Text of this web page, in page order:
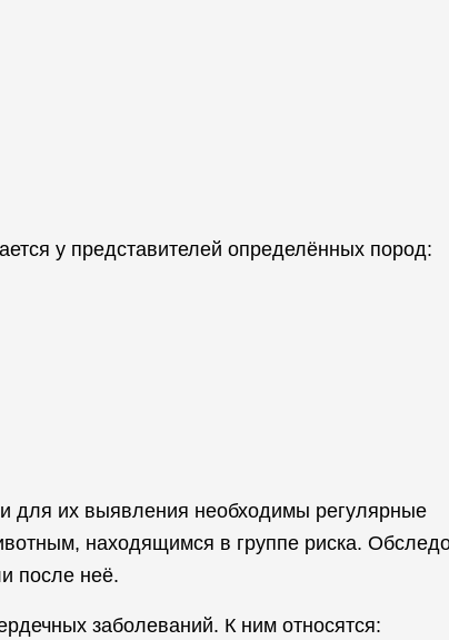
у представителей определённых пород:
для их выявления необходимы регулярные
находящимся в группе риска.
после неё.
заболеваний. К ним относятся: